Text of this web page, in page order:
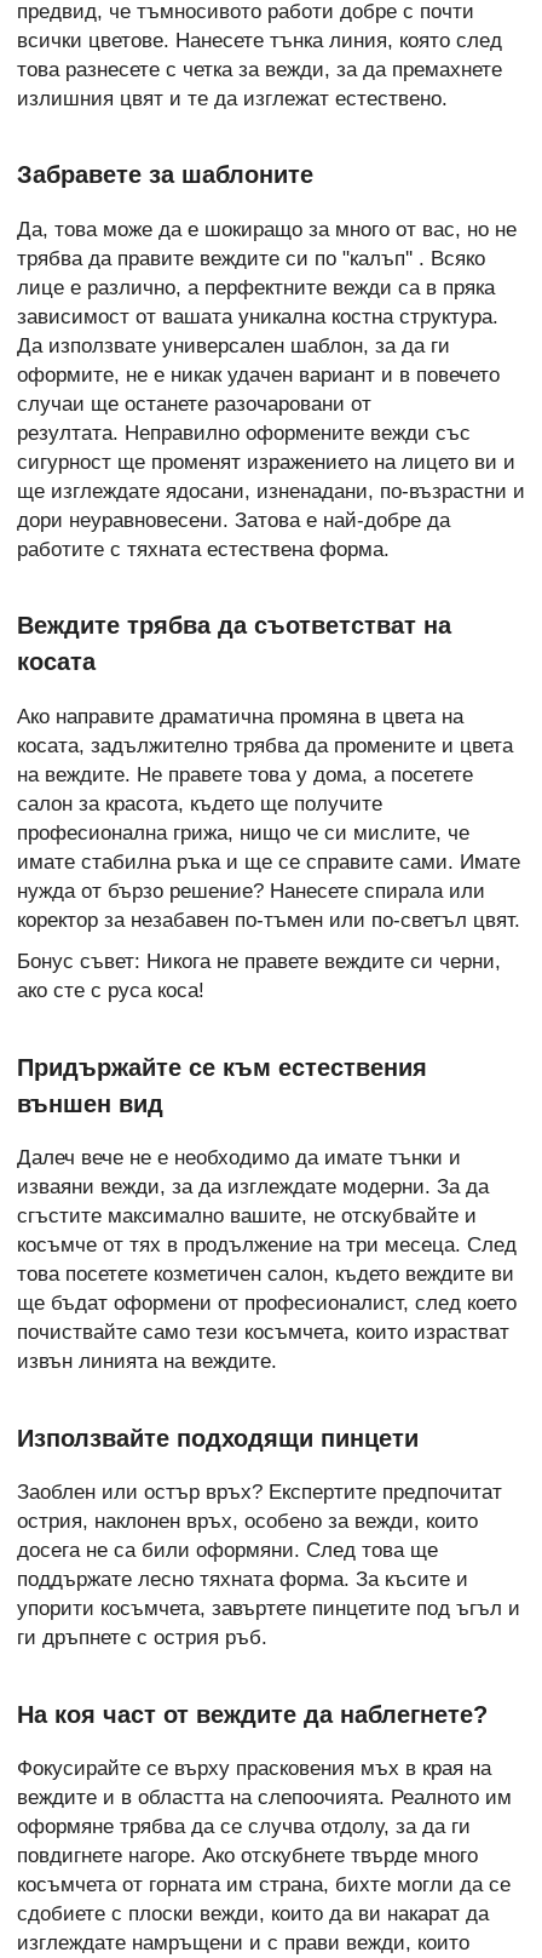
предвид, че тъмносивото работи добре с почти
всички цветове. Нанесете тънка линия, която след
това разнесете с четка за вежди, за да премахнете
излишния цвят и те да изглежат естествено.
Забравете за шаблоните
Да, това може да е шокиращо за много от вас, но не
трябва да правите веждите си по "калъп'' . Всяко
лице е различно, а перфектните вежди са в пряка
зависимост от вашата уникална костна структура.
Да използвате универсален шаблон, за да ги
оформите, не е никак удачен вариант и в повечето
случаи ще останете разочаровани от
резултата. Неправилно оформените вежди със
сигурност ще променят изражението на лицето ви и
ще изглеждате ядосани, изненадани, по-възрастни и
дори неуравновесени. Затова е най-добре да
работите с тяхната естествена форма.
Веждите трябва да съответстват на
косата
Ако направите драматична промяна в цвета на
косата, задължително трябва да промените и цвета
на веждите. Не правете това у дома, а посетете
салон за красота, където ще получите
професионална грижа, нищо че си мислите, че
имате стабилна ръка и ще се справите сами. Имате
нужда от бързо решение? Нанесете спирала или
коректор за незабавен по-тъмен или по-светъл цвят.
Бонус съвет: Никога не правете веждите си черни,
ако сте с руса коса!
Придържайте се към естествения
външен вид
Далеч вече не е необходимо да имате тънки и
изваяни вежди, за да изглеждате модерни. За да
сгъстите максимално вашите, не отскубвайте и
косъмче от тях в продължение на три месеца. След
това посетете козметичен салон, където веждите ви
ще бъдат оформени от професионалист, след което
почиствайте само тези косъмчета, които израстват
извън линията на веждите.
Използвайте подходящи пинцети
Заоблен или остър връх? Експертите предпочитат
острия, наклонен връх, особено за вежди, които
досега не са били оформяни. След това ще
поддържате лесно тяхната форма. За късите и
упорити косъмчета, завъртете пинцетите под ъгъл и
ги дръпнете с острия ръб.
На коя част от веждите да наблегнете?
Фокусирайте се върху прасковения мъх в края на
веждите и в областта на слепоочията. Реалното им
оформяне трябва да се случва отдолу, за да ги
повдигнете нагоре. Ако отскубнете твърде много
косъмчета от горната им страна, бихте могли да се
сдобиете с плоски вежди, които да ви накарат да
изглеждате намръщени и с прави вежди, които